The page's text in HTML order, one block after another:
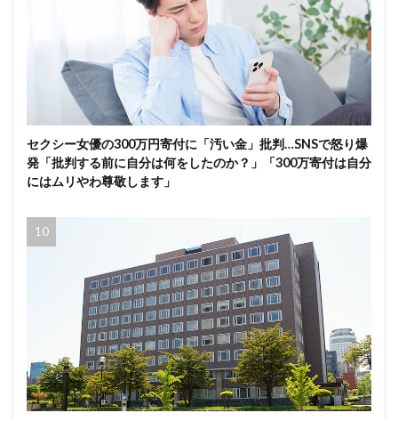
セクシー女優の300万円寄付に「汚い金」批判…SNSで怒り爆
発「批判する前に自分は何をしたのか？」「300万寄付は自分
にはムリやわ尊敬します」